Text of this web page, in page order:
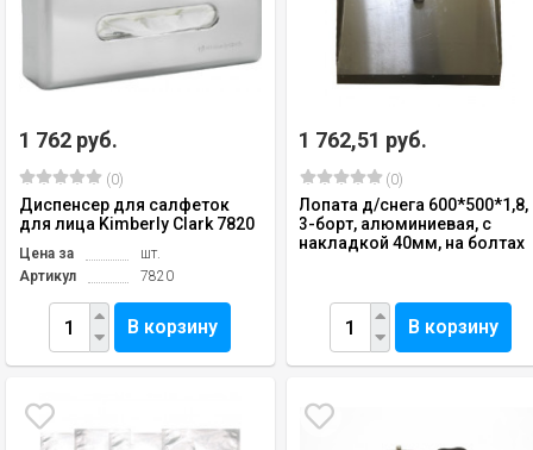
1 762 руб.
(0)
Диспенсер для салфеток
для лица Kimberly Clark 7820
Цена за
шт.
Артикул
7820
В корзину
1 762,51 руб.
(0)
Лопата д/снега 600*500*1,8,
3-борт, алюминиевая, с
накладкой 40мм, на болтах
В корзину